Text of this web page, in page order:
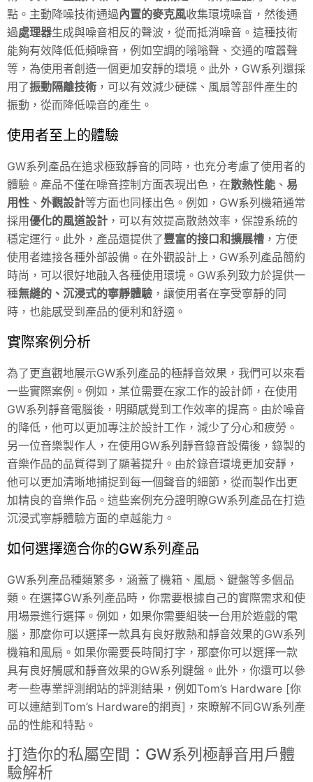
點。主動降噪技術通過內置的麥克風收集環境噪音，然後通
過處理器生成與噪音相反的聲波，從而抵消噪音。這種技術
能夠有效降低低頻噪音，例如空調的嗡嗡聲、交通的喧囂聲
等，為使用者創造一個更加安靜的環境。此外，GW系列還採
用了振動隔離技術 ，可以有效減少硬碟、風扇等部件產生的
振動，從而降低噪音的產生。
使用者至上的體驗
GW系列產品在追求極致靜音的同時，也充分考慮了使用者的
體驗。產品不僅在噪音控制方面表現出色，在散熱性能 、 易
用性 、 外觀設計等方面也同樣出色。例如，GW系列機箱通常
採用優化的風道設計 ，可以有效提高散熱效率，保證系統的
穩定運行。此外，產品還提供了豐富的接口和擴展槽 ，方便
使用者連接各種外部設備。在外觀設計上，GW系列產品簡約
時尚，可以很好地融入各種使用環境。GW系列致力於提供一
種無縫的、沉浸式的寧靜體驗 ，讓使用者在享受寧靜的同
時，也能感受到產品的便利和舒適。
實際案例分析
為了更直觀地展示GW系列產品的極靜音效果，我們可以來看
一些實際案例。例如，某位需要在家工作的設計師，在使用
GW系列靜音電腦後，明顯感覺到工作效率的提高。由於噪音
的降低，他可以更加專注於設計工作，減少了分心和疲勞。
另一位音樂製作人，在使用GW系列靜音錄音設備後，錄製的
音樂作品的品質得到了顯著提升。由於錄音環境更加安靜，
他可以更加清晰地捕捉到每一個聲音的細節，從而製作出更
加精良的音樂作品。這些案例充分證明瞭GW系列產品在打造
沉浸式寧靜體驗方面的卓越能力。
如何選擇適合你的GW系列產品
GW系列產品種類繁多，涵蓋了機箱、風扇、鍵盤等多個品
類。在選擇GW系列產品時，你需要根據自己的實際需求和使
用場景進行選擇。例如，如果你需要組裝一台用於遊戲的電
腦，那麼你可以選擇一款具有良好散熱和靜音效果的GW系列
機箱和風扇。如果你需要長時間打字，那麼你可以選擇一款
具有良好觸感和靜音效果的GW系列鍵盤。此外，你還可以參
考一些專業評測網站的評測結果，例如Tom’s Hardware [你
可以連結到Tom’s Hardware的網頁]，來瞭解不同GW系列產
品的性能和特點。
打造你的私屬空間：GW系列極靜音用戶體
驗解析